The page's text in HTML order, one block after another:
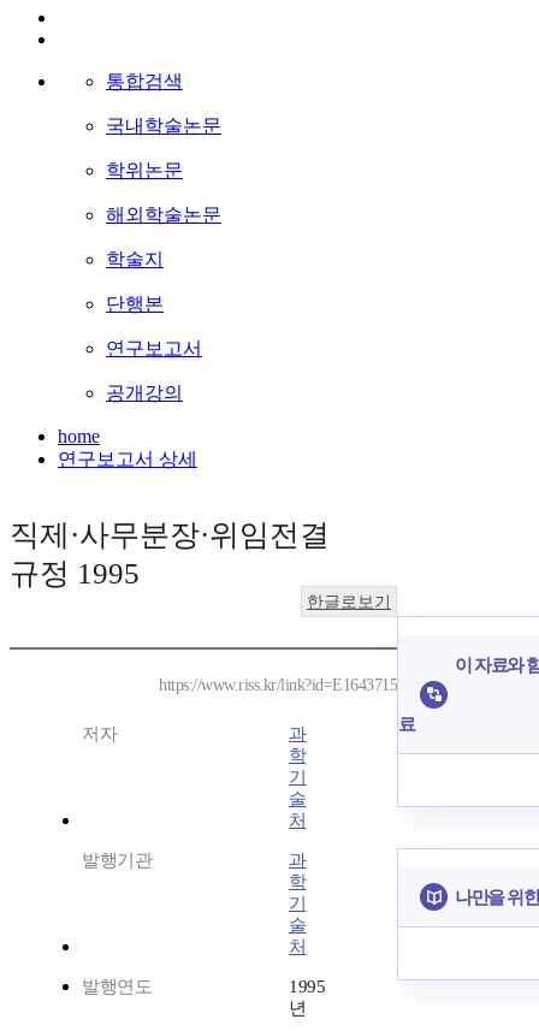
통합검색
국내학술논문
학위논문
해외학술논문
학술지
단행본
연구보고서
공개강의
home
연구보고서 상세
직제·사무분장·위임전결
규정 1995
한글로보기
https://www.riss.kr/link?id=E1643715
저자
과
학
기
술
처
발행기관
과
학
기
술
처
발행연도
1995
년
이 자료와
료
나만을 위